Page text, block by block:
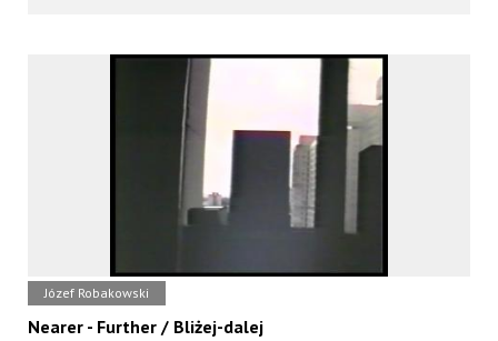
Józef Robakowski
Nearer - Further / Bliżej-dalej